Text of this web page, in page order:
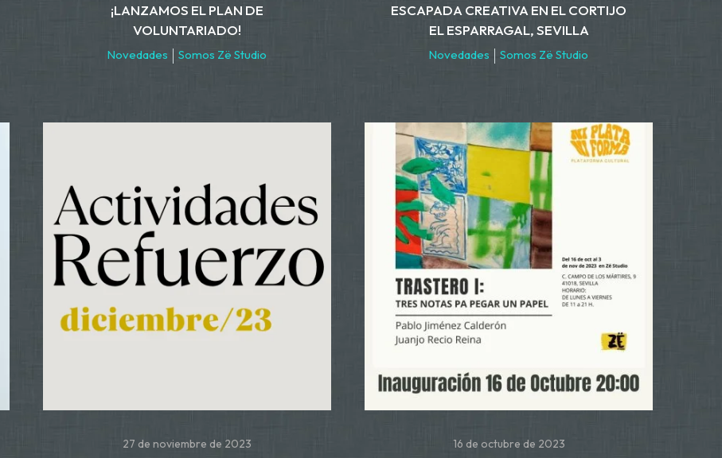
¡LANZAMOS EL PLAN DE
VOLUNTARIADO!
Novedades Somos Zë Studio
ESCAPADA CREATIVA EN EL CORTIJO
EL ESPARRAGAL, SEVILLA
Novedades Somos Zë Studio
27 de noviembre de 2023 16 de octubre de 2023